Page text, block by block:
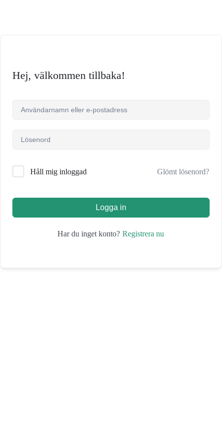
Hej, välkommen tillbaka!
Håll mig inloggad Glömt lösenord?
Logga in
Har du inget konto? Registrera nu